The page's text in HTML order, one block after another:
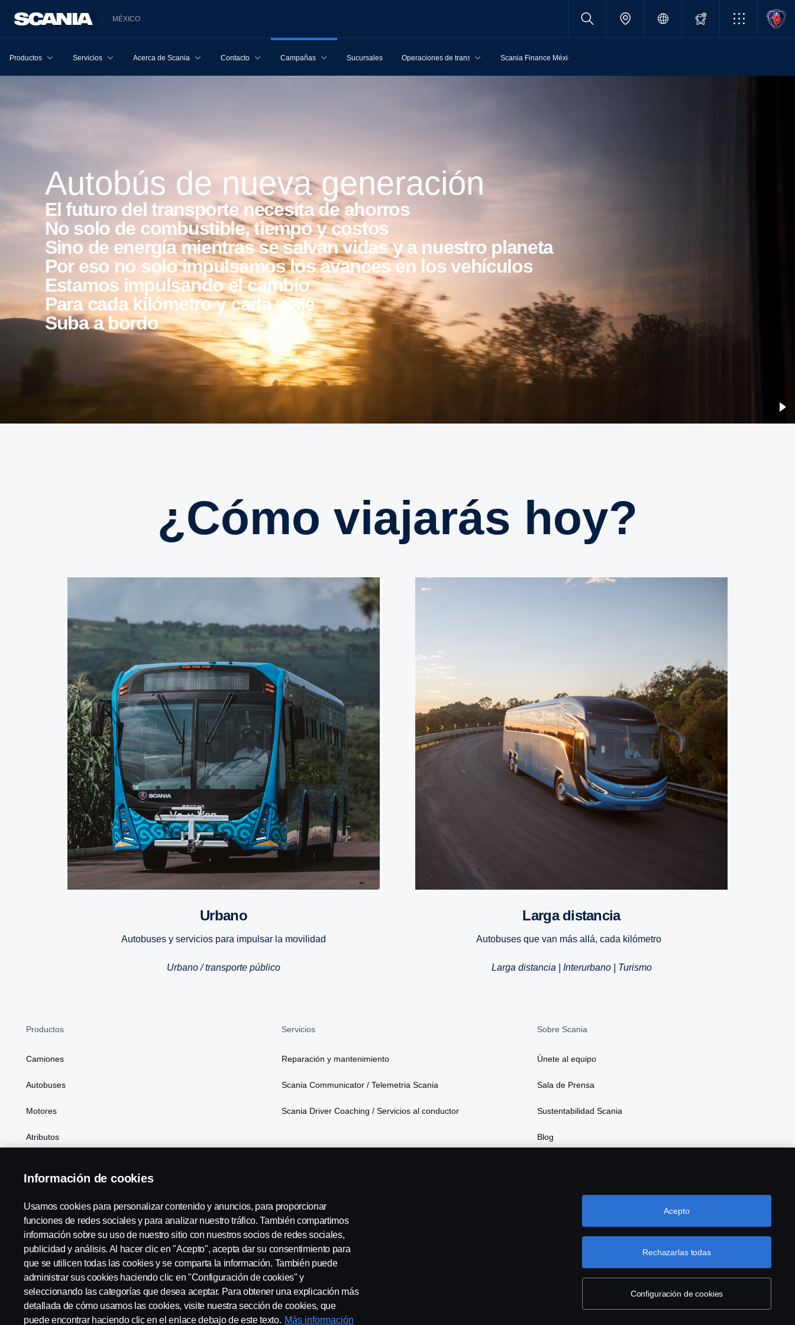
MÉXICO
Productos Servicios Acerca de Scania Contacto Campañas Sucursales Operaciones de transporte Scania Finance México
Autobús de nueva generación
El futuro del transporte necesita de ahorros
No solo de combustible, tiempo y costos
Sino de energía mientras se salvan vidas y a nuestro planeta
Por eso no solo impulsamos los avances en los vehículos
Estamos impulsando el cambio
Para cada kilómetro y cada viaje
Suba a bordo
¿Cómo viajarás hoy?
Urbano
Autobuses y servicios para impulsar la movilidad
Urbano / transporte público
Larga distancia
Autobuses que van más allá, cada kilómetro
Larga distancia | Interurbano | Turismo
Productos
Camiones
Autobuses
Motores
Atributos
Servicios
Reparación y mantenimiento
Scania Communicator / Telemetria Scania
Scania Driver Coaching / Servicios al conductor
Sobre Scania
Únete al equipo
Sala de Prensa
Sustentabilidad Scania
Blog
Código de conducta a proveedores Aviso legal Aviso de Privacidad Integral
Información de cookies
Usamos cookies para personalizar contenido y anuncios, para proporcionar
funciones de redes sociales y para analizar nuestro tráfico. También compartimos
información sobre su uso de nuestro sitio con nuestros socios de redes sociales,
publicidad y análisis. Al hacer clic en "Acepto", acepta dar su consentimiento para
que se utilicen todas las cookies y se comparta la información. También puede
administrar sus cookies haciendo clic en "Configuración de cookies" y
seleccionando las categorías que desea aceptar. Para obtener una explicación más
detallada de cómo usamos las cookies, visite nuestra sección de cookies, que
puede encontrar haciendo clic en el enlace debajo de este texto. Más información
Configuración de cookies
Rechazarlas todas
Acepto